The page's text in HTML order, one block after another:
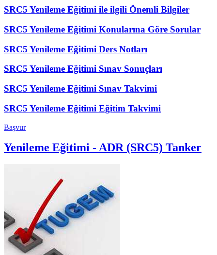
SRC5 Yenileme Eğitimi ile ilgili Önemli Bilgiler
SRC5 Yenileme Eğitimi Konularına Göre Sorular
SRC5 Yenileme Eğitimi Ders Notları
SRC5 Yenileme Eğitimi Sınav Sonuçları
SRC5 Yenileme Eğitimi Sınav Takvimi
SRC5 Yenileme Eğitimi Eğitim Takvimi
Başvur
Yenileme Eğitimi - ADR (SRC5) Tanker